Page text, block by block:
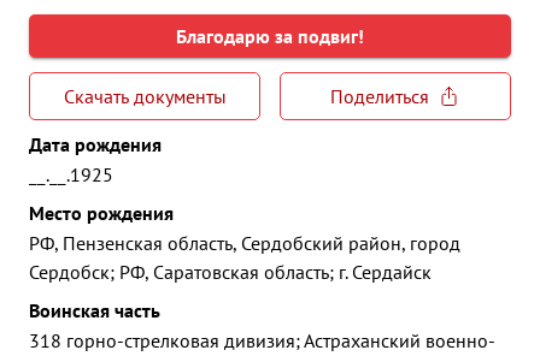
Благодарю за подвиг!
Скачать документы
Поделиться
Дата рождения
__.__.1925
Место рождения
РФ, Пензенская область, Сердобский район, город
Сердобск; РФ, Саратовская область; г. Сердайск
Воинская часть
318 горно-стрелковая дивизия; Астраханский военно-